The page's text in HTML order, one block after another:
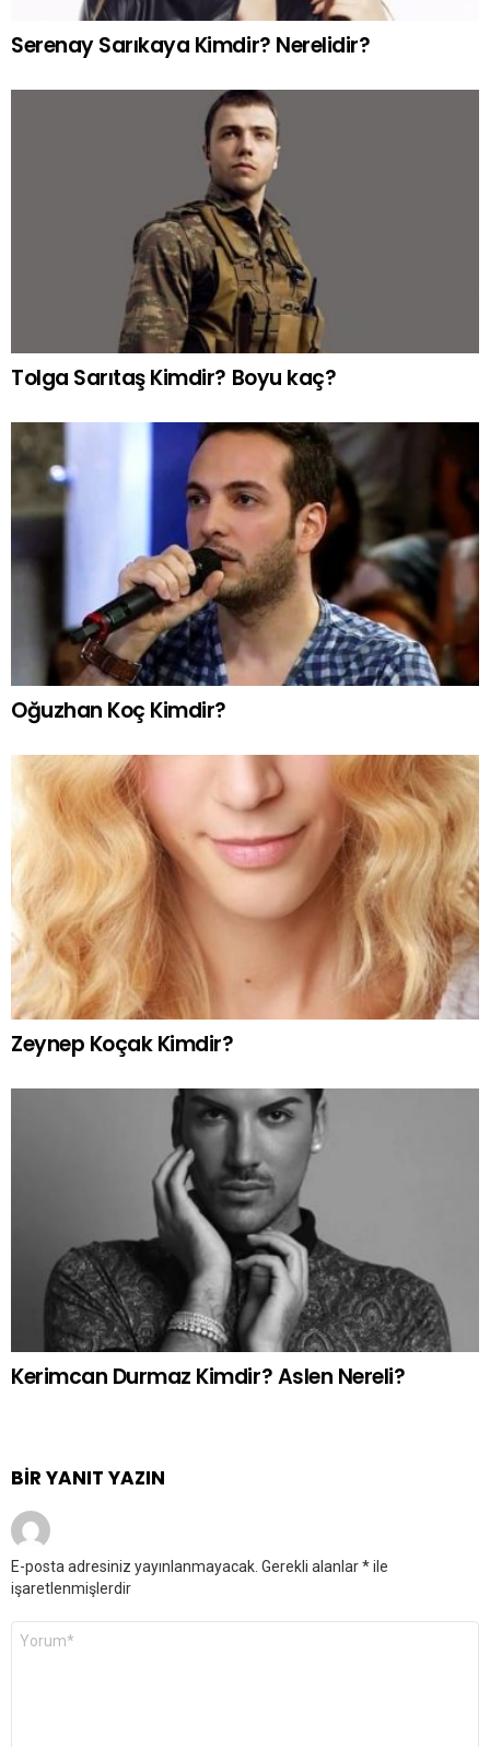
Serenay Sarıkaya Kimdir? Nerelidir?
Tolga Sarıtaş Kimdir? Boyu kaç?
Oğuzhan Koç Kimdir?
Zeynep Koçak Kimdir?
Kerimcan Durmaz Kimdir? Aslen Nereli?
BIR YANIT YAZIN
E-posta adresiniz yayınlanmayacak. Gerekli alanlar*ile
işaretlenmişlerdir
Yorum